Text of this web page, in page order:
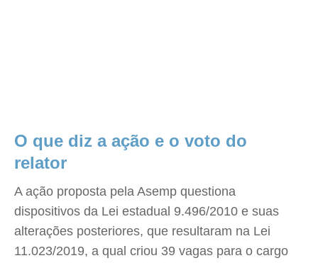
O que diz a ação e o voto do
relator
A ação proposta pela Asemp questiona
dispositivos da Lei estadual 9.496/2010 e suas
alterações posteriores, que resultaram na Lei
11.023/2019, a qual criou 39 vagas para o cargo